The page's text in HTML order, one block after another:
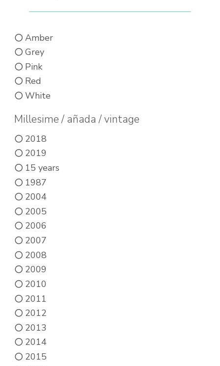
This
may
Amber
Grey
Pink
Red
White
Millesime / añada / vintage
2018
2019
15 years
1987
2004
2005
2006
2007
2008
2009
2010
2011
2012
2013
2014
2015